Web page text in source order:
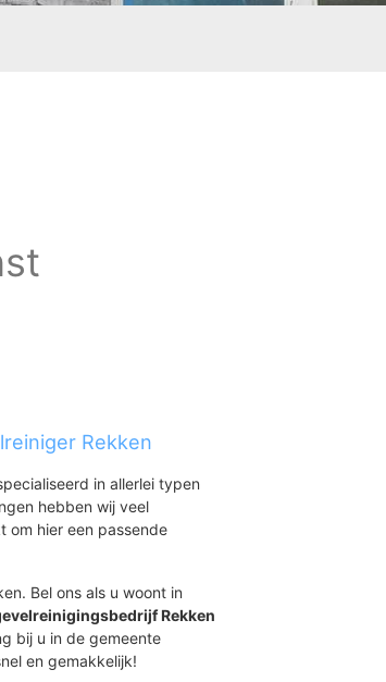
Rekken
in allerlei typen
hebben wij veel
om hier een passende
Bel ons als u woont in
Rekken
bij u in de gemeente
en gemakkelijk!